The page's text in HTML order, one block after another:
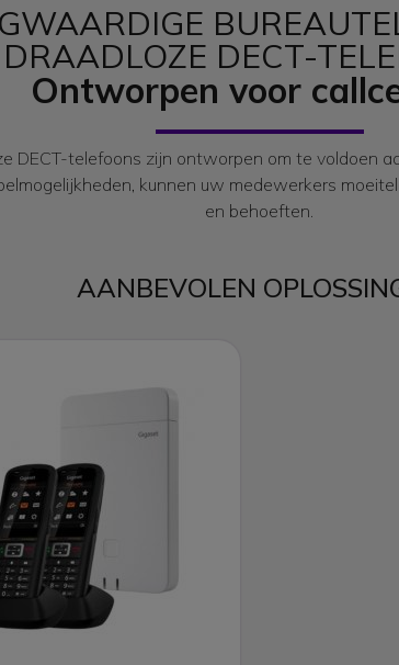
DRAADLOZE DECT-
Ontworpen voor
DECT-telefoons zijn ontworpen om te voldoen
kunnen uw medewerkers
en behoeften.
AANBEVOLEN